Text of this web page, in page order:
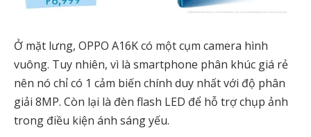
Ở mặt lưng, OPPO A16K có một cụm camera hình
vuông. Tuy nhiên, vì là smartphone phân khúc giá rẻ
nên nó chỉ có 1 cảm biến chính duy nhất với độ phân
giải 8MP. Còn lại là đèn flash LED để hỗ trợ chụp ảnh
trong điều kiện ánh sáng yếu.